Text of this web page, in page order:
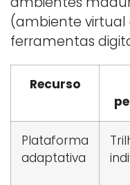
(ambiente virtual
ferramentas
Recurso
Plataforma
adaptativa